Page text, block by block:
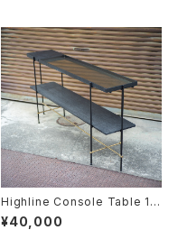
Highline Console Table 18
0
¥40,000